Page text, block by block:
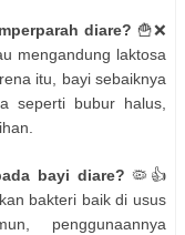
diare? 🍟❌
mengandung laktosa
itu, bayi sebaiknya
seperti bubur halus,
bayi diare? 🦠👍
bakteri baik di usus
penggunaannya